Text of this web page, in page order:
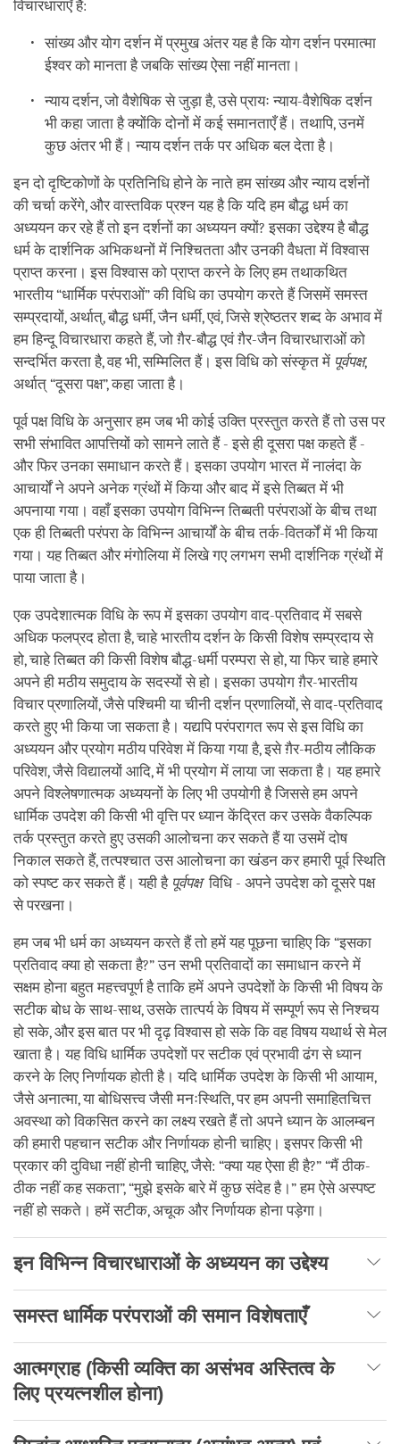
विचारधाराएँ हैं:
सांख्य और योग दर्शन में प्रमुख अंतर यह है कि योग दर्शन परमात्मा
ईश्वर को मानता है जबकि सांख्य ऐसा नहीं मानता।
न्याय दर्शन, जो वैशेषिक से जुड़ा है, उसे प्रायः न्याय-वैशेषिक दर्शन
भी कहा जाता है क्योंकि दोनों में कई समानताएँ हैं। तथापि, उनमें
कुछ अंतर भी हैं। न्याय दर्शन तर्क पर अधिक बल देता है।
इन दो दृष्टिकोणों के प्रतिनिधि होने के नाते हम सांख्य और न्याय दर्शनों
की चर्चा करेंगे, और वास्तविक प्रश्न यह है कि यदि हम बौद्ध धर्म का
अध्ययन कर रहे हैं तो इन दर्शनों का अध्ययन क्यों? इसका उद्देश्य है बौद्ध
धर्म के दार्शनिक अभिकथनों में निश्चितता और उनकी वैधता में विश्वास
प्राप्त करना। इस विश्वास को प्राप्त करने के लिए हम तथाकथित
भारतीय “धार्मिक परंपराओं” की विधि का उपयोग करते हैं जिसमें समस्त
सम्प्रदायों, अर्थात्, बौद्ध धर्मी, जैन धर्मी, एवं, जिसे श्रेष्ठतर शब्द के अभाव में
हम हिन्दू विचारधारा कहते हैं, जो ग़ैर-बौद्ध एवं ग़ैर-जैन विचारधाराओं को
सन्दर्भित करता है, वह भी, सम्मिलित हैं। इस विधि को संस्कृत में पूर्वपक्ष,
अर्थात् “दूसरा पक्ष”, कहा जाता है।
पूर्व पक्ष विधि के अनुसार हम जब भी कोई उक्ति प्रस्तुत करते हैं तो उस पर
सभी संभावित आपत्तियों को सामने लाते हैं - इसे ही दूसरा पक्ष कहते हैं -
और फिर उनका समाधान करते हैं। इसका उपयोग भारत में नालंदा के
आचार्यों ने अपने अनेक ग्रंथों में किया और बाद में इसे तिब्बत में भी
अपनाया गया। वहाँ इसका उपयोग विभिन्न तिब्बती परंपराओं के बीच तथा
एक ही तिब्बती परंपरा के विभिन्न आचार्यों के बीच तर्क-वितर्कों में भी किया
गया। यह तिब्बत और मंगोलिया में लिखे गए लगभग सभी दार्शनिक ग्रंथों में
पाया जाता है।
एक उपदेशात्मक विधि के रूप में इसका उपयोग वाद-प्रतिवाद में सबसे
अधिक फलप्रद होता है, चाहे भारतीय दर्शन के किसी विशेष सम्प्रदाय से
हो, चाहे तिब्बत की किसी विशेष बौद्ध-धर्मी परम्परा से हो, या फिर चाहे हमारे
अपने ही मठीय समुदाय के सदस्यों से हो। इसका उपयोग ग़ैर-भारतीय
विचार प्रणालियों, जैसे पश्चिमी या चीनी दर्शन प्रणालियों, से वाद-प्रतिवाद
करते हुए भी किया जा सकता है। यद्यपि परंपरागत रूप से इस विधि का
अध्ययन और प्रयोग मठीय परिवेश में किया गया है, इसे ग़ैर-मठीय लौकिक
परिवेश, जैसे विद्यालयों आदि, में भी प्रयोग में लाया जा सकता है। यह हमारे
अपने विश्लेषणात्मक अध्ययनों के लिए भी उपयोगी है जिससे हम अपने
धार्मिक उपदेश की किसी भी वृत्ति पर ध्यान केंद्रित कर उसके वैकल्पिक
तर्क प्रस्तुत करते हुए उसकी आलोचना कर सकते हैं या उसमें दोष
निकाल सकते हैं, तत्पश्चात उस आलोचना का खंडन कर हमारी पूर्व स्थिति
को स्पष्ट कर सकते हैं। यही है पूर्वपक्षविधि - अपने उपदेश को दूसरे पक्ष
से परखना।
हम जब भी धर्म का अध्ययन करते हैं तो हमें यह पूछना चाहिए कि “इसका
प्रतिवाद क्या हो सकता है?” उन सभी प्रतिवादों का समाधान करने में
सक्षम होना बहुत महत्त्वपूर्ण है ताकि हमें अपने उपदेशों के किसी भी विषय के
सटीक बोध के साथ-साथ, उसके तात्पर्य के विषय में सम्पूर्ण रूप से निश्चय
हो सके, और इस बात पर भी दृढ़ विश्वास हो सके कि वह विषय यथार्थ से मेल
खाता है। यह विधि धार्मिक उपदेशों पर सटीक एवं प्रभावी ढंग से ध्यान
करने के लिए निर्णायक होती है। यदि धार्मिक उपदेश के किसी भी आयाम,
जैसे अनात्मा, या बोधिसत्त्व जैसी मनःस्थिति, पर हम अपनी समाहितचित्त
अवस्था को विकसित करने का लक्ष्य रखते हैं तो अपने ध्यान के आलम्बन
की हमारी पहचान सटीक और निर्णायक होनी चाहिए। इसपर किसी भी
प्रकार की दुविधा नहीं होनी चाहिए, जैसे: “क्या यह ऐसा ही है?” “मैं ठीक-
ठीक नहीं कह सकता”, “मुझे इसके बारे में कुछ संदेह है।” हम ऐसे अस्पष्ट
नहीं हो सकते। हमें सटीक, अचूक और निर्णायक होना पड़ेगा।
इन विभिन्न विचारधाराओं के अध्ययन का उद्देश्य
समस्त धार्मिक परंपराओं की समान विशेषताएँ
आत्मग्राह (किसी व्यक्ति का असंभव अस्तित्व के
लिए प्रयत्नशील होना)